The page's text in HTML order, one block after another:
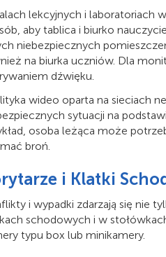
lekcyjnych i laboratoriach
aby tablica i biurko
niebezpiecznych
na biurka uczniów. Dla
dźwięku.
wideo oparta na sieciach
sytuacji na
osoba leżąca może
broń.
i Klatki
i wypadki zdarzają się nie
schodowych i w
typu box lub minikamery.